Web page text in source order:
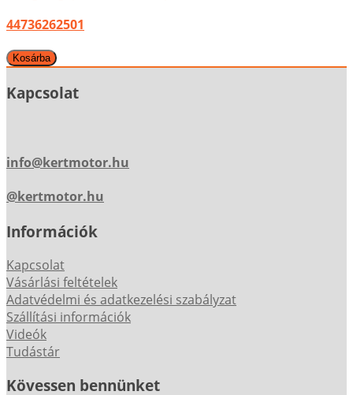
44736262501
Kapcsolat
info@kertmotor.hu
@kertmotor.hu
Információk
Kapcsolat
Vásárlási feltételek
Adatvédelmi és adatkezelési szabályzat
Szállítási információk
Videók
Tudástár
Kövessen bennünket